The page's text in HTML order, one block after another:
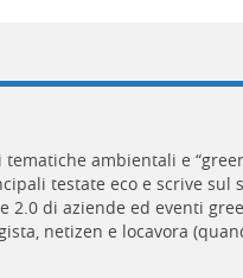
ambientali e
testate eco e scrive sul
2.0 di aziende ed eventi
netizen e locavora